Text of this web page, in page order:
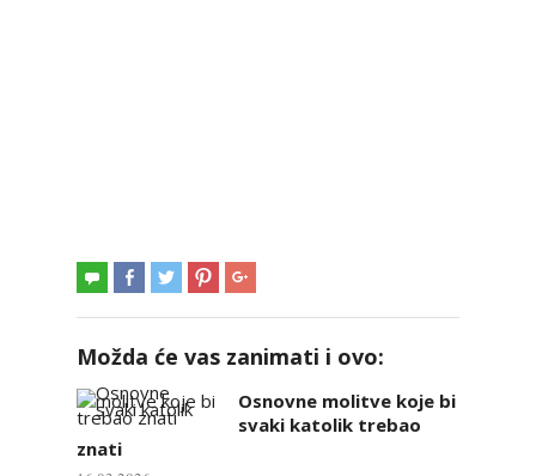
Možda će vas zanimati i ovo:
Osnovne molitve koje bi
svaki katolik trebao
znati